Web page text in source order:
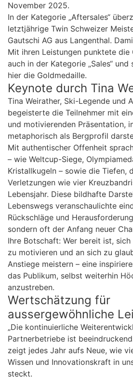
November 2025.
In der Kategorie „Aftersales“
letztjährige Twin Schweizer
Gautschi AG aus Langenthal.
Mit ihren Leistungen punktete die
auch in der Kategorie „Sales“
hier die Goldmedaille.
Keynote durch Tina
Tina Weirather, Ski-Legende und
begeisterte die Teilnehmer mit
und motivierenden Präsentation,
metaphorisch als Bergprofil
Mit authentischer Offenheit
– wie Weltcup-Siege,
Kristallkugeln – sowie die Tiefen,
Verletzungen wie vier
Lebensjahr. Diese bildhafte
Lebenswegs veranschaulichte
Rückschläge und
sondern oft der Anfang neuer
Ihre Botschaft: Wer bereit ist,
zu motivieren und an sich zu
Anstiege meistern – eine
das Publikum, selbst weiterhin
anzustreben.
Wertschätzung für
aussergewöhnliche
„Die kontinuierliche
Partnerbetriebe ist
zeigt jedes Jahr aufs Neue, wie
Wissen und Innovationskraft in
steckt.